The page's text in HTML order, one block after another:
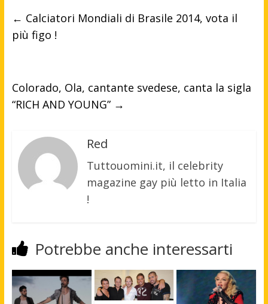
← Calciatori Mondiali di Brasile 2014, vota il
più figo !
Colorado, Ola, cantante svedese, canta la sigla
“RICH AND YOUNG” →
Red
Tuttouomini.it, il celebrity
magazine gay più letto in Italia
!
Potrebbe anche interessarti